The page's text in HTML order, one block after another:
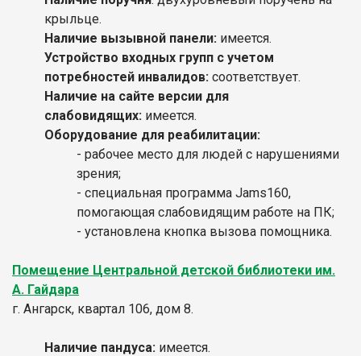
крыльце.
Наличие вызывной панели: имеется.
Устройство входных групп с учетом
потребностей инвалидов: соответствует.
Наличие на сайте версии для
слабовидящих: имеется.
Оборудование для реабилитации:
- рабочее место для людей с нарушениями
зрения;
- специальная программа Jams160,
помогающая слабовидящим работе на ПК;
- установлена кнопка вызова помощника.
Помещение Центральной детской библиотеки им.
А. Гайдара
г. Ангарск, квартал 106, дом 8.
Наличие пандуса: имеется.